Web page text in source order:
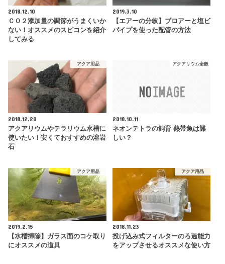
2018.12.10
ＣＯ２添加量の調節がうまくいか
ない！オススメのスピコンを紹介
してみる
2019.3.10
【エアーの分岐】ブロアーと塩ビ
パイプを使った配管の方法
アクア用品
2018.12.20
アクアリウムやテラリウム水槽に
使いたい！安くておすすめの溶岩
石
アクアリウム全般
2018.10.11
ネオンテトラの飼育 熱帯魚は難
しい？
アクア用品
2019.2.15
【水槽掃除】ガラス面のコケ取り
にオススメの道具
アクア用品
2018.11.23
投げ込み式フィルターのろ過能力
をアップさせるオススメな使い方